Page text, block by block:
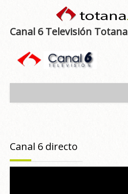
Canal 6 Televisión Totana
Programas emitidos
Canal 6 directo